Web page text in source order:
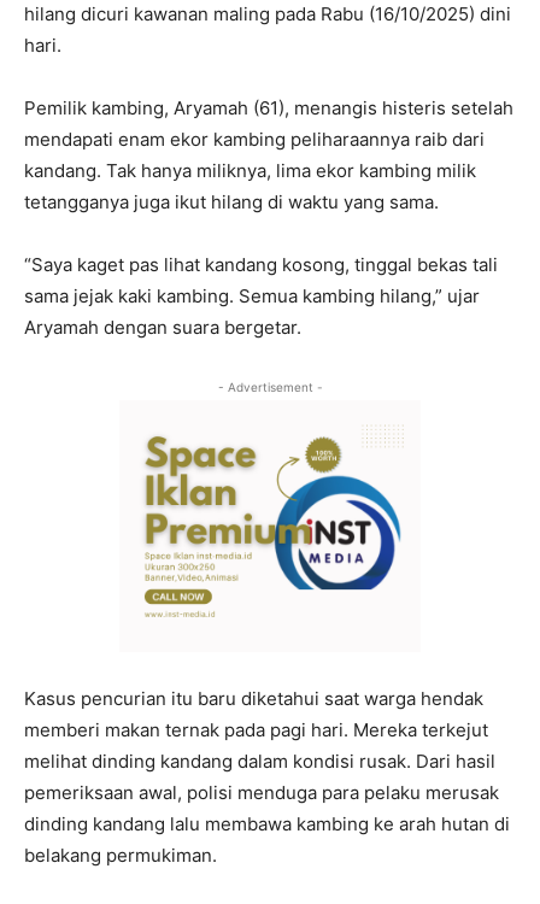
hilang dicuri kawanan maling pada Rabu (16/10/2025) dini
hari.
Pemilik kambing, Aryamah (61), menangis histeris setelah
mendapati enam ekor kambing peliharaannya raib dari
kandang. Tak hanya miliknya, lima ekor kambing milik
tetangganya juga ikut hilang di waktu yang sama.
“Saya kaget pas lihat kandang kosong, tinggal bekas tali
sama jejak kaki kambing. Semua kambing hilang,” ujar
Aryamah dengan suara bergetar.
- Advertisement -
Kasus pencurian itu baru diketahui saat warga hendak
memberi makan ternak pada pagi hari. Mereka terkejut
melihat dinding kandang dalam kondisi rusak. Dari hasil
pemeriksaan awal, polisi menduga para pelaku merusak
dinding kandang lalu membawa kambing ke arah hutan di
belakang permukiman.